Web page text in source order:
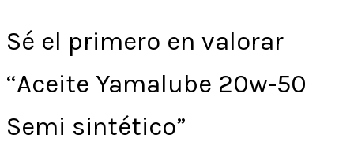
Sé el primero en valorar
“Aceite Yamalube 20w-50
Semi sintético”